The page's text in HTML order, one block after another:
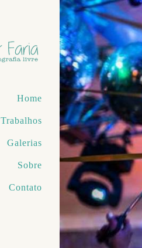
Home
Trabalhos
Galerias
Sobre
Contato